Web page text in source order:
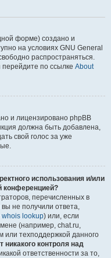
форме) создано и
на условиях GNU General
распространяться.
по ссылке About
и лицензировано phpBB
должна быть добавлена,
свой голос за уже
использования и/или
конференцией?
перечисленных в
не получили ответа,
whois lookup) или, если
(например, chat.ru,
или техподдержкой данного
никакого контроля над
ответственности за то,